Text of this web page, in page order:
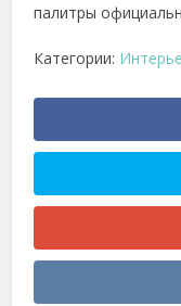
палитры
Категории: